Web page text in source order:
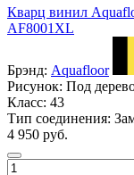
Кварц винил
AF8001XL
Брэнд: Aquafloor
Рисунок: Под
Класс: 43
Тип соединения:
4 950 руб.